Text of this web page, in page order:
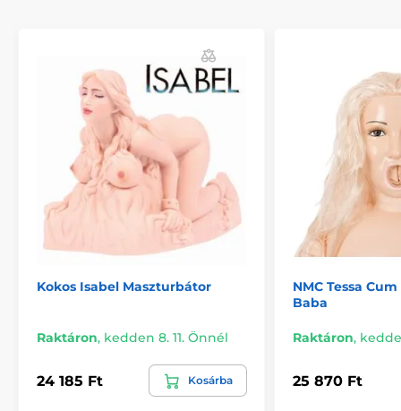
Kokos Isabel Maszturbátor
Raktáron, kedden 8. 11. Önnél
24 185 Ft Kosárba
NMC Tessa
Baba
Raktáron,
25 870 Ft